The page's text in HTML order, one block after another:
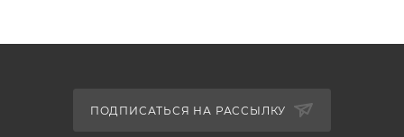
ПОДПИСАТЬСЯ НА РАССЫЛКУ